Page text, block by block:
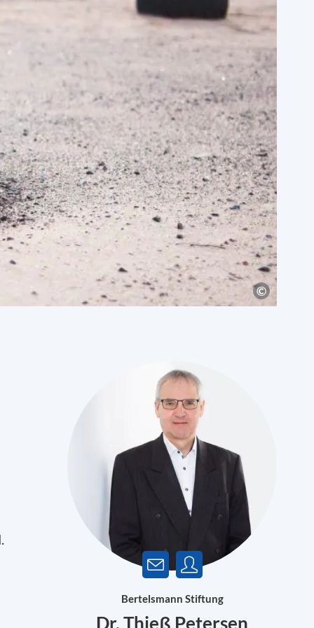
Bertelsmann Stiftung
Dr. Thieß Petersen